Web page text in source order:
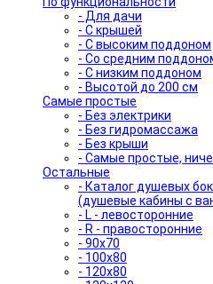
- Для дачи
- С крышей
- С высоким поддоном
- Со средним
- С низким поддоном
- Высотой до 200 см
Самые простые
- Без электрики
- Без гидромассажа
- Без крыши
- Самые простые,
Остальные
- Каталог душевых
(душевые кабины с
- L - левосторонние
- R - правосторонние
- 90x70
- 100x80
- 120x80